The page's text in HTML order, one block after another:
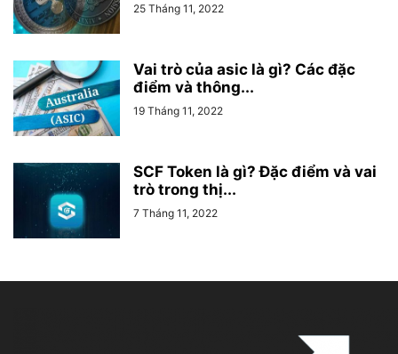
25 Tháng 11, 2022
Vai trò của asic là gì? Các đặc
điểm và thông...
19 Tháng 11, 2022
SCF Token là gì? Đặc điểm và vai
trò trong thị...
7 Tháng 11, 2022